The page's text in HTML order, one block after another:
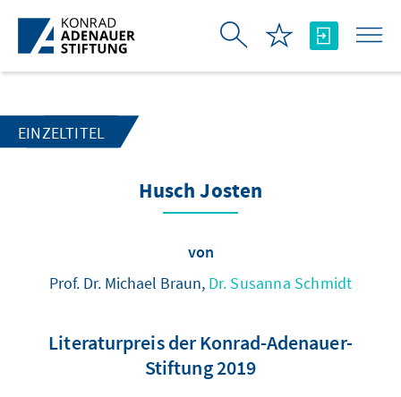
Zum Hauptinhalt springen
EINZELTITEL
Husch Josten
von
Prof. Dr. Michael Braun, Dr. Susanna Schmidt
Literaturpreis der Konrad-Adenauer-
Stiftung 2019